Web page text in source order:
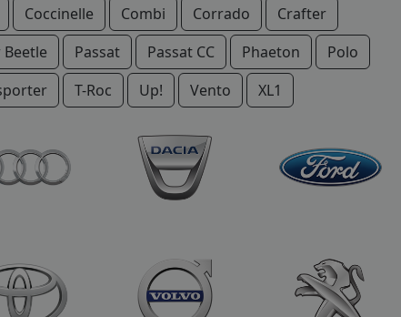
Coccinelle Combi Corrado
Crafter
Beetle Passat Passat CC Phaeton
Polo
T-Roc Up! Vento XL1